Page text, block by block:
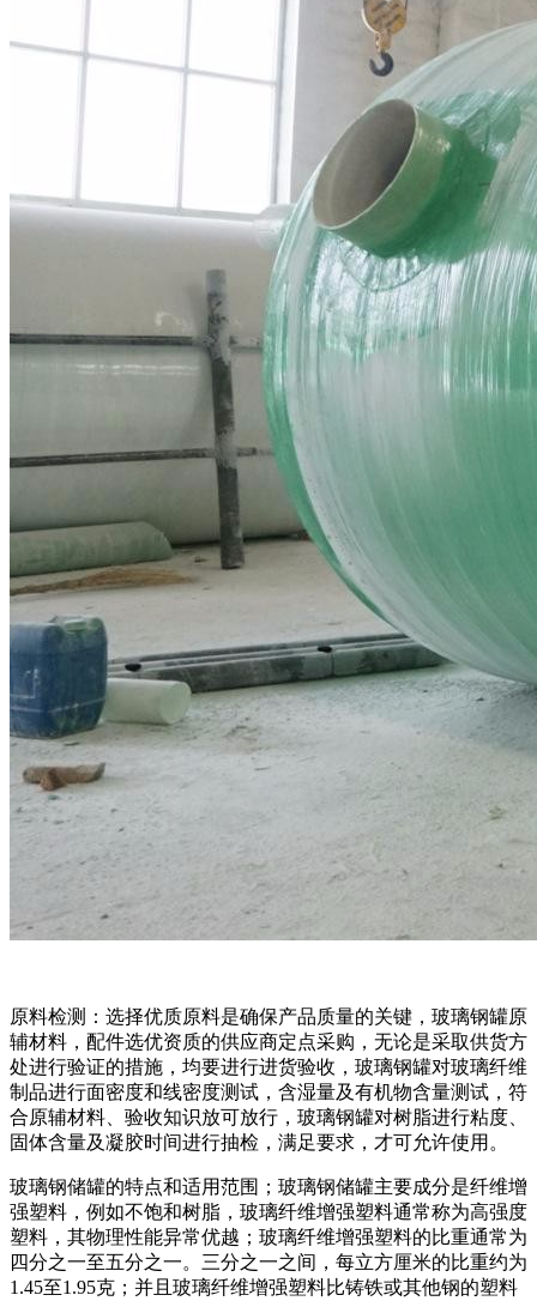
原料检测：选择优质原料是确保产品质量的关键，玻璃钢罐原
辅材料，配件选优资质的供应商定点采购，无论是采取供货方
处进行验证的措施，均要进行进货验收，玻璃钢罐对玻璃纤维
制品进行面密度和线密度测试，含湿量及有机物含量测试，符
合原辅材料、验收知识放可放行，玻璃钢罐对树脂进行粘度、
固体含量及凝胶时间进行抽检，满足要求，才可允许使用。
玻璃钢储罐的特点和适用范围；玻璃钢储罐主要成分是纤维增
强塑料，例如不饱和树脂，玻璃纤维增​​强塑料通常称为高强度
塑料，其物理性能异常优越；玻璃纤维增​​强塑料的比重通常为
四分之一至五分之一。三分之一之间，每立方厘米的比重约为
1.45至1.95克；并且玻璃纤维增​​强塑料比铸铁或其他钢的塑料